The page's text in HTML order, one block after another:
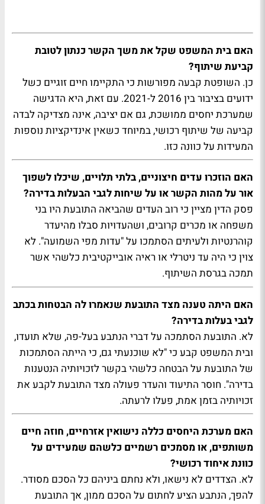
האם בית המשפט שקל את משך הקשר כנתון לטובת
קביעת שיתוף?
כן. השופטת קבעה מפורשות כי התקיימו חיים זוגיים כשל
ידועים בציבור בין 2016 ל-2021. עם זאת, היא הדגישה
שמערכת יחסים ממושכת, גם אם יציבה, אינה מצדיקה לבדה
קביעה של שיתוף רכושי, במיוחד כשאין אינדיקציות נוספות
המעידות על כוונה כזו.
האם הוזכרו עדים חיצוניים, בלתי תלויים, שיכלו לשפוך
אור על מהות הקשר או על שיחות לגבי הבעלות בדירה?
פסק הדין מציין כי רוב העדים שהביאה התובעת היו בני
משפחה או מכרים קרובים, ושהעדויות סבלו מהיעדר
קוהרנטיות ולעיתים הסתמכו על "עדות מפי השמועה". לא
צוין כי היה עד ניטרלי או ראיה אובייקטיבית כלשהי אשר
תמכה בגרסת השיתוף.
האם היתה טענה מצד התובעת שנאמרו לה הבטחות בכתב
לגבי בעלות בדירה?
לא. התובעת הסתמכה על דברי הנתבע בעל-פה, שלא תועדו,
ובית המשפט קבע כי "לא שוכנעתי גם, כי הייתה הסתמכות
של התובעת על הבטחה כלשהי בקשר לזכויותיה הנטענות
בדירה". חוסר התיעוד והעדר פעולה מצד התובעת לקבע את
זכויותיה בזמן אמת, פעלו לרעתה.
האם מערכת היחסים כללה נישואין אזרחיים, חוזה חיים
משותפים, או מסמכים רשמיים כלשהם שמעידים על
כוונת איחוד רכושי?
לא. הצדדים לא נישאו, ולא נחתם ביניהם כל הסכם מסודר.
להפך, הנתבע הציע לחתום על הסכם ממון, אך התובעת